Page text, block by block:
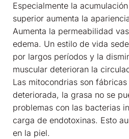
Especialmente la
superior aumenta la
Aumenta la permeabilidad
edema. Un estilo de vida
por largos períodos y la
muscular deterioran la
Las mitocondrias son
deteriorada, la grasa no se
problemas con las bacterias
carga de endotoxinas. Esto
en la piel.